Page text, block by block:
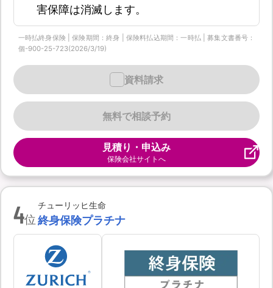
害保障は消滅します。
一時払終身保険 | 保険期間：終身 | 保険料払込期間：一時払 | 募集文書番号：
個-900-25-723(2026/3/19)
無料で相談予約
資料請求
見積り・申込み
保険会社サイトへ
4位
チューリッヒ生命
終身保険プラチナ